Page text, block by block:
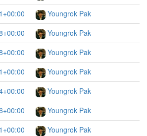
Youngrok Pak
Youngrok Pak
Youngrok Pak
Youngrok Pak
Youngrok Pak
Youngrok Pak
Youngrok Pak